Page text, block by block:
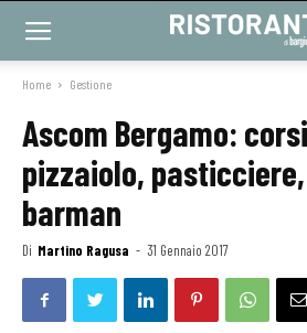
Home Gestione
Ascom Bergamo:
pizzaiolo,
barman
Di Martino Ragusa - 31 Gennaio 2017